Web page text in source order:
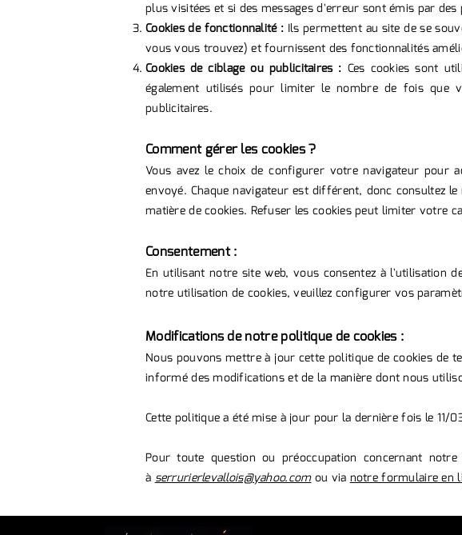
plus visitées et si des messages d'erreur sont émis par des
Cookies de fonctionnalité : Ils permettent au site de se
vous vous trouvez) et fournissent des fonctionnalités
Cookies de ciblage ou publicitaires : Ces cookies sont
également utilisés pour limiter le nombre de fois que
publicitaires.
Comment gérer les cookies ?
Vous avez le choix de configurer votre navigateur pour
envoyé. Chaque navigateur est différent, donc consultez
matière de cookies. Refuser les cookies peut limiter votre
Consentement :
En utilisant notre site web, vous consentez à l'utilisation
notre utilisation de cookies, veuillez configurer vos
Modifications de notre politique de cookies :
Nous pouvons mettre à jour cette politique de cookies de
informé des modifications et de la manière dont nous
Cette politique a été mise à jour pour la dernière fois le 11/
Pour toute question ou préoccupation concernant
à serrurierlevallois@yahoo.comou via notre formulaire en